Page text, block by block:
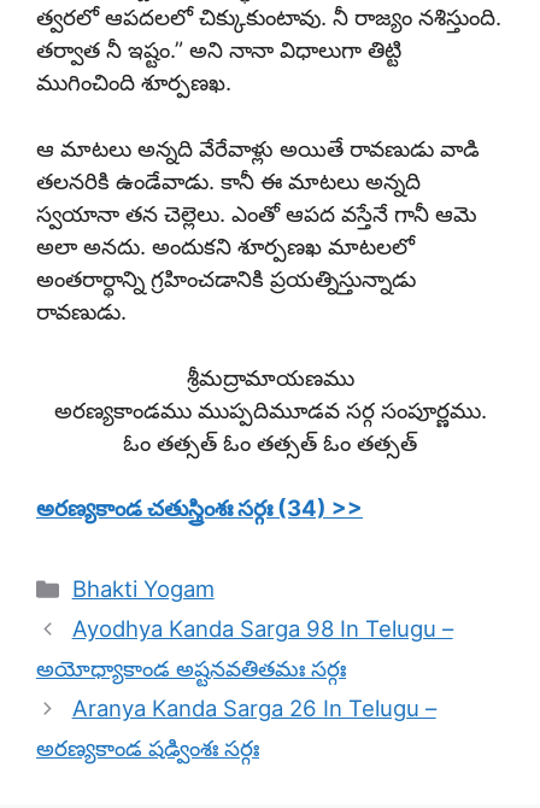
త్వరలో ఆపదలలో చిక్కుకుంటావు. నీ రాజ్యం నశిస్తుంది.
తర్వాత నీ ఇష్టం.” అని నానా విధాలుగా తిట్టి
ముగించింది శూర్పణఖ.
ఆ మాటలు అన్నది వేరేవాళ్లు అయితే రావణుడు వాడి
తలనరికి ఉండేవాడు. కానీ ఈ మాటలు అన్నది
స్వయానా తన చెల్లెలు. ఎంతో ఆపద వస్తేనే గానీ ఆమె
అలా అనదు. అందుకని శూర్పణఖ మాటలలో
అంతరార్థాన్ని గ్రహించడానికి ప్రయత్నిస్తున్నాడు
రావణుడు.
శ్రీమద్రామాయణము
అరణ్యకాండము ముప్పదిమూడవ సర్గ సంపూర్ణము.
ఓం తత్సత్ ఓం తత్సత్ ఓం తత్సత్
అరణ్యకాండ చతుస్త్రింశః సర్గః (34) >>
Categories
Bhakti Yogam
Ayodhya Kanda Sarga 98 In Telugu –
అయోధ్యాకాండ అష్టనవతితమః సర్గః
Aranya Kanda Sarga 26 In Telugu –
అరణ్యకాండ షడ్వింశః సర్గః